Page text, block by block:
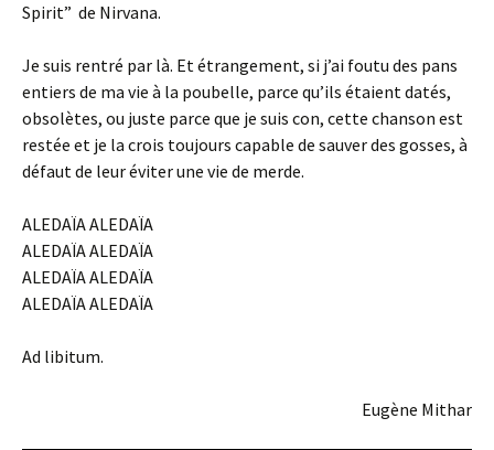
Spirit” de Nirvana.
Je suis rentré par là. Et étrangement, si j’ai foutu des pans
entiers de ma vie à la poubelle, parce qu’ils étaient datés,
obsolètes, ou juste parce que je suis con, cette chanson est
restée et je la crois toujours capable de sauver des gosses, à
défaut de leur éviter une vie de merde.
ALEDAÏA ALEDAÏA
ALEDAÏA ALEDAÏA
ALEDAÏA ALEDAÏA
ALEDAÏA ALEDAÏA
Ad libitum.
Eugène Mithar